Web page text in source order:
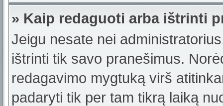
» Kaip redaguoti arba ištrinti
Jeigu nesate nei
ištrinti tik savo pranešimus.
redagavimo mygtuką virš
padaryti tik per tam tikrą laiką